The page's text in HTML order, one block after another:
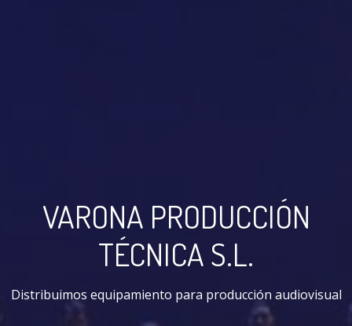
VARONA PRODUCCIÓN
TÉCNICA S.L.
Distribuimos equipamiento para producción audiovisual